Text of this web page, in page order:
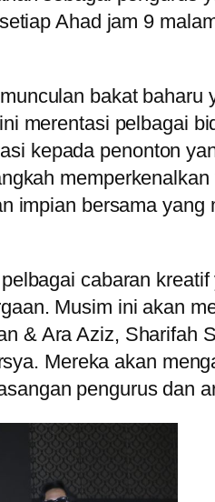
Ahad jam 9
bakat baharu
merentasi pelbagai
kepada penonton
impian bersama yang
cabaran
Musim ini akan
& Ara Aziz, Sharifah
Mereka akan
pengurus dan